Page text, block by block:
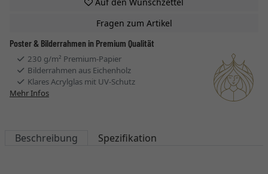
Fragen zum Artikel
Poster & Bilderrahmen in Premium Qualität
230 g/m² Premium-Papier
Bilderrahmen aus Eichenholz
Klares Acrylglas mit UV-Schutz
Mehr Infos
Beschreibung Spezifikation